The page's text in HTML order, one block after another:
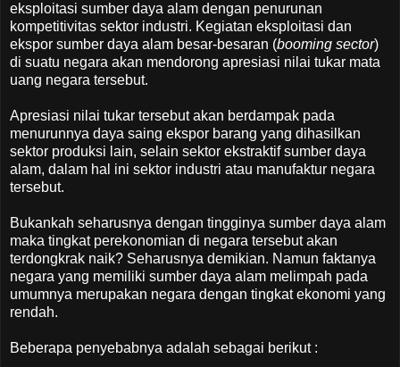
eksploitasi sumber daya alam dengan penurunan
kompetitivitas sektor industri. Kegiatan eksploitasi dan
ekspor sumber daya alam besar-besaran (booming sector)
di suatu negara akan mendorong apresiasi nilai tukar mata
uang negara tersebut.
Apresiasi nilai tukar tersebut akan berdampak pada
menurunnya daya saing ekspor barang yang dihasilkan
sektor produksi lain, selain sektor ekstraktif sumber daya
alam, dalam hal ini sektor industri atau manufaktur negara
tersebut.
Bukankah seharusnya dengan tingginya sumber daya alam
maka tingkat perekonomian di negara tersebut akan
terdongkrak naik? Seharusnya demikian. Namun faktanya
negara yang memiliki sumber daya alam melimpah pada
umumnya merupakan negara dengan tingkat ekonomi yang
rendah.
Beberapa penyebabnya adalah sebagai berikut :